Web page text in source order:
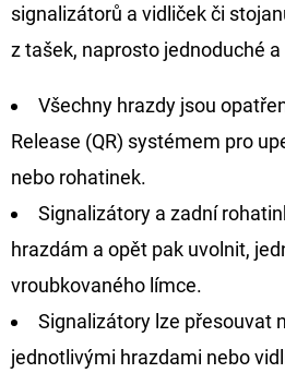
signalizátorů a vidliček či
z tašek, naprosto jednoduché a
Všechny hrazdy jsou
Release (QR) systémem pro
nebo rohatinek.
Signalizátory a zadní
hrazdám a opět pak uvolnit,
vroubkovaného límce.
Signalizátory lze přesouvat
jednotlivými hrazdami nebo
GIANTS
FISHING
BOILIE
PLUS
Kč
79